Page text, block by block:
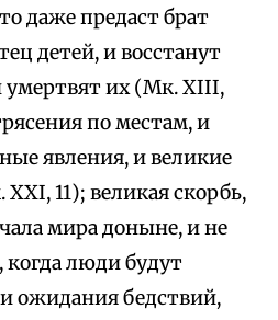
даже предаст брат
детей, и восстанут
умертвят их (Мк. XIII,
по местам, и
явления, и великие
11); великая скорбь,
мира доныне, и не
когда люди будут
ожидания бедствий,